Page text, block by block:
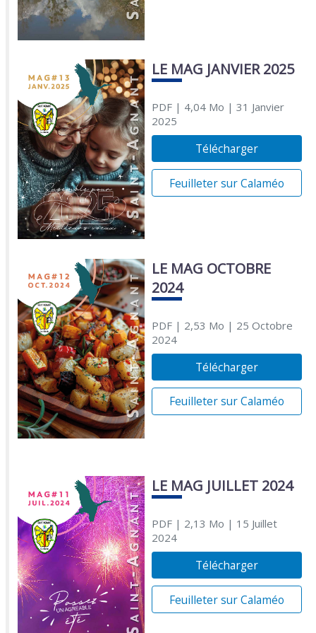
LE MAG JANVIER 2025
PDF| 4,04 Mo | 31 Janvier
2025
Télécharger
Feuilleter sur Calaméo
LE MAG OCTOBRE
2024
PDF| 2,53 Mo | 25 Octobre
2024
Télécharger
Feuilleter sur Calaméo
LE MAG JUILLET 2024
PDF| 2,13 Mo | 15 Juillet
2024
Télécharger
Feuilleter sur Calaméo